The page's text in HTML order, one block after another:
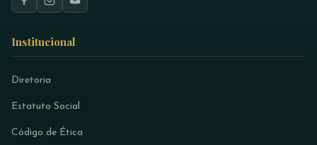
Institucional
Diretoria
Estatuto Social
Código de Ética